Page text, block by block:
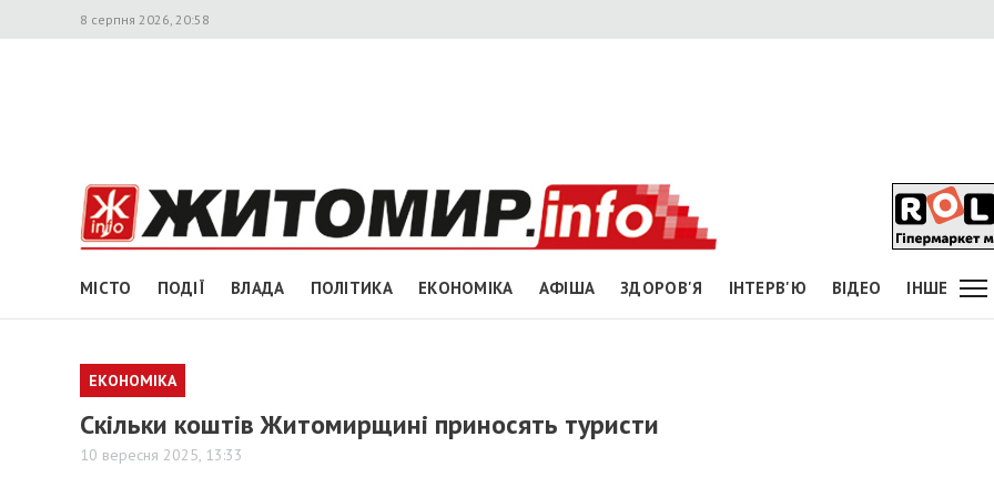
8 серпня 2026, 20:58
МІСТО ПОДІЇ ВЛАДА ПОЛІТИКА ЕКОНОМІКА АФІША ЗДОРОВ'Я ІНТЕРВ'Ю ВІДЕО ІНШЕ
ЕКОНОМІКА
Скільки коштів Житомирщині приносять туристи
10 вересня 2025, 13:33